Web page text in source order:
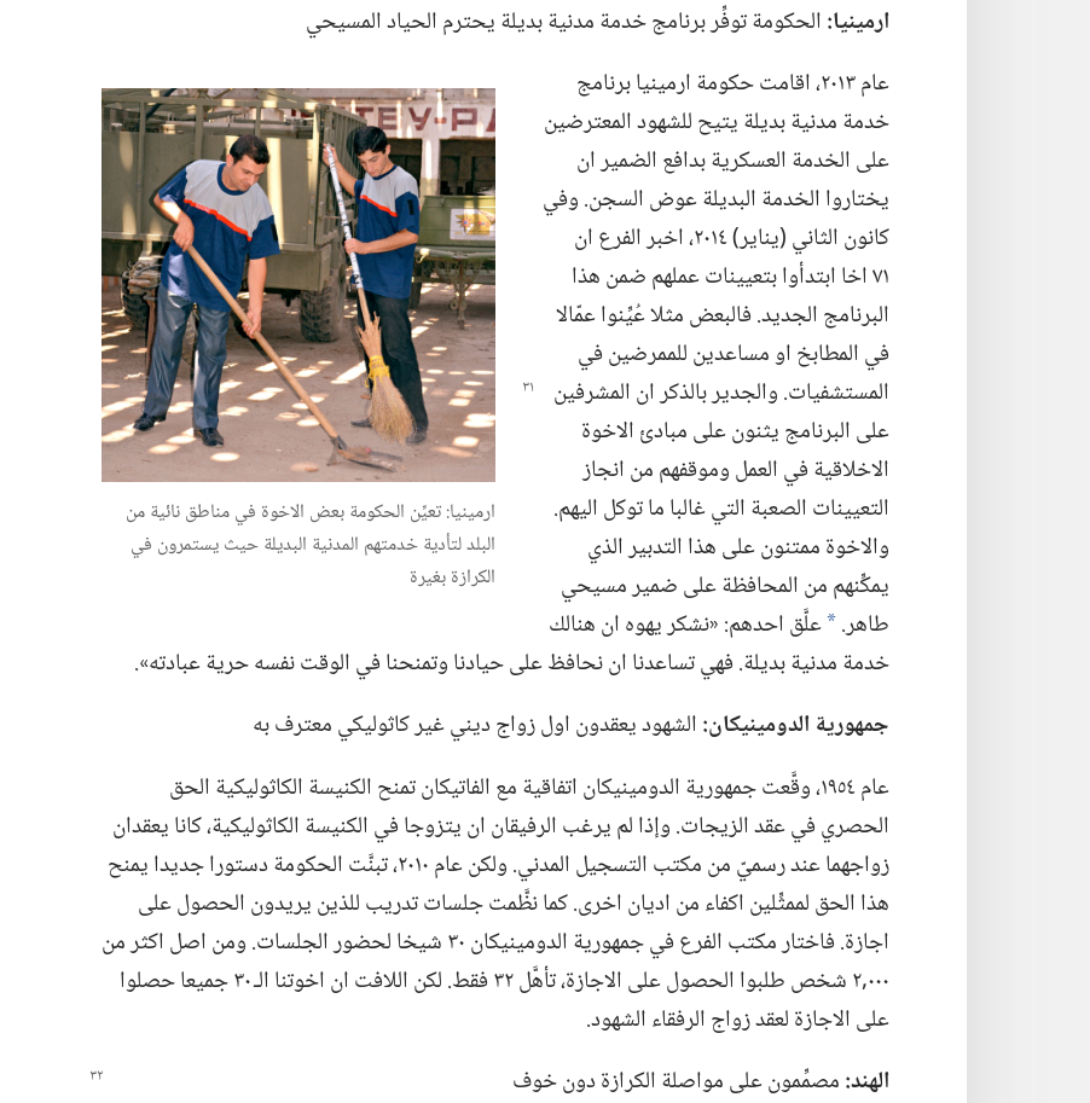
ارمينيا:‏الحكومة توفِّر برنامج خدمة مدنية بديلة يحترم الحياد المسيحي
ارمينيا:‏ تعيِّن الحكومة بعض الاخوة في مناطق نائية من
البلد لتأدية خدمتهم المدنية البديلة حيث يستمرون في
الكرازة بغيرة
عام ٢٠١٣،‏ اقامت حكومة ارمينيا برنامج
خدمة مدنية بديلة يتيح للشهود المعترضين
على الخدمة العسكرية بدافع الضمير ان
يختارواالخدمة البديلة عوض السجن‏.‏ وفي
كانون الثاني (‏يناير)‏ ٢٠١٤،‏ اخبر الفرع ان
٧١ اخا ابتدأوا بتعيينات عملهم ضمن هذا
البرنامج الجديد.‏ فالبعض مثلا عُيِّنوا عمّالا
في المطابخ او مساعدين للممرضين في
المستشفيات.‏والجدير بالذكر ان المشرفين
على البرنامج يثنون على مبادئ الاخوة
الاخلاقية في العمل وموقفهم من انجاز
التعيينات الصعبة التي غالبا ما توكل اليهم.‏
والاخوة ممتنون على هذا التدبير الذي
يمكِّنهم من المحافظة على ضمير مسيحي
طاهر.‏ aعلَّق احدهم:‏ «نشكر يهوه ان هنالك
خدمة مدنية بديلة.‏ فهي تساعدنا ان نحافظ على حيادنا وتمنحنا في الوقت نفسه حرية عبادته».‏
جمهورية الدومينيكان:‏الشهود يعقدون اول زواج ديني غير كاثوليكي معترف به
عام ١٩٥٤،‏ وقَّعت جمهورية الدومينيكان اتفاقية مع الفاتيكان تمنح الكنيسة الكاثوليكية الحق
الحصري في عقد الزيجات.‏ وإذا لم يرغب الرفيقان ان يتزوجا في الكنيسة الكاثوليكية،‏ كانا يعقدان
زواجهما عند رسميّ من مكتب التسجيل المدني.‏ ولكن عام ٢٠١٠،‏ تبنَّت الحكومة دستورا جديدا يمنح
هذا الحق لممثِّلين اكفاء من اديان اخرى.‏ كما نظَّمت جلسات تدريب للذين يريدون الحصول على
اجازة.‏ فاختار مكتب الفرع في جمهورية الدومينيكان ٣٠ شيخا لحضور الجلسات.‏ ومن اصل اكثر من
٠٠٠‏,٢ شخص طلبوا الحصول على الاجازة،‏ تأهَّل ٣٢ فقط.‏ لكن اللافت ان اخوتنا الـ‍ ٣٠ جميعا حصلوا
على الاجازة لعقد زواج الرفقاء الشهود.‏
الهند:‏مصمِّمون على مواصلة الكرازة دون خوف